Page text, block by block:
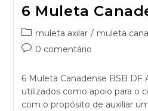
6 Muleta
muleta axilar / muleta
0 comentário
6 Muleta Canadense BSB DF
utilizados como apoio para o
com o propósito de auxiliar